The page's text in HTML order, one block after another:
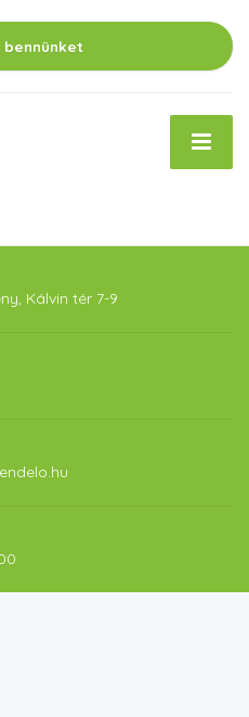
bennünket
Kálvin tér 7-9